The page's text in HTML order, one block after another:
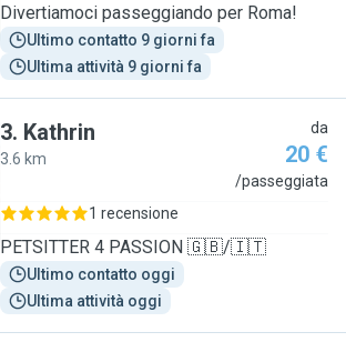
Divertiamoci passeggiando per Roma!
Ultimo contatto 9 giorni fa
Ultima attività 9 giorni fa
3. Kathrin
3.6 km
da
20 €
/passeggiata
1 recensione
PETSITTER 4 PASSION 🇬🇧/🇮🇹
Ultimo contatto oggi
Ultima attività oggi